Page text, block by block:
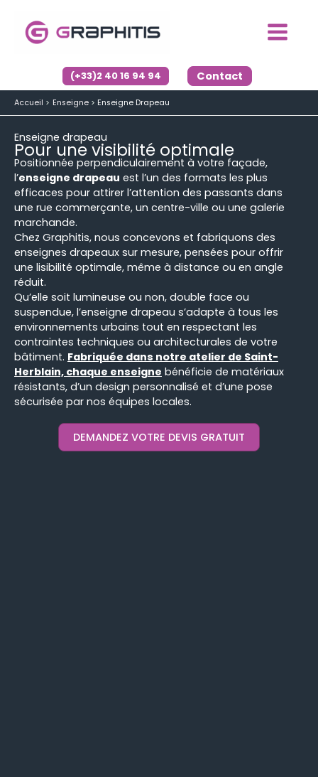
contenu
(+33)2 40 16 94 94 Contact
Accueil Enseigne Enseigne Drapeau
Enseigne drapeau
Pour une visibilité optimale
Positionnée perpendiculairement à votre façade,
l’enseigne drapeau est l’un des formats les plus
efficaces pour attirer l’attention des passants dans
une rue commerçante, un centre-ville ou une galerie
marchande.
Chez Graphitis, nous concevons et fabriquons des
enseignes drapeaux sur mesure, pensées pour offrir
une lisibilité optimale, même à distance ou en angle
réduit.
Qu’elle soit lumineuse ou non, double face ou
suspendue, l’enseigne drapeau s’adapte à tous les
environnements urbains tout en respectant les
contraintes techniques ou architecturales de votre
bâtiment. Fabriquée dans notre atelier de Saint-
Herblain, chaque enseigne bénéficie de matériaux
résistants, d’un design personnalisé et d’une pose
sécurisée par nos équipes locales.
DEMANDEZ VOTRE DEVIS GRATUIT